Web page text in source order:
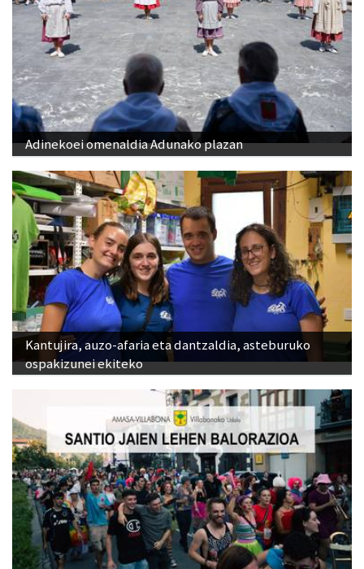
Adinekoei omenaldia Adunako plazan
Kantujira, auzo-afaria eta dantzaldia, asteburuko
ospakizunei ekiteko